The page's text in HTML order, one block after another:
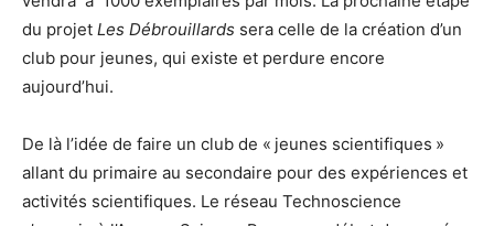
du projet Les Débrouillards sera celle de la création d’un
club pour jeunes, qui existe et perdure encore
aujourd’hui.
De là l’idée de faire un club de « jeunes scientifiques »
allant du primaire au secondaire pour des expériences et
activités scientifiques. Le réseau Technoscience